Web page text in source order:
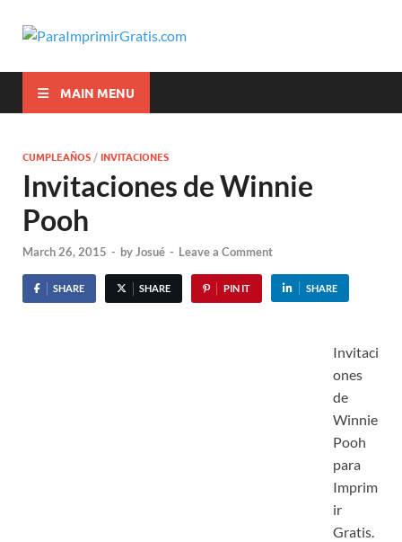
MAIN MENU
CUMPLEAÑOS /INVITACIONES
Invitaciones de Winnie
Pooh
March 26, 2015 - byJosué - Leave a Comment
SHARE SHARE PIN IT SHARE
Invitaci
ones
de
Winnie
Pooh
para
Imprim
ir
Gratis.